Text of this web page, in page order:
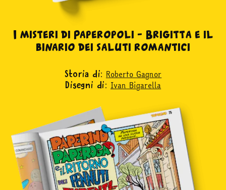
Facebook
I misteri di Paperopoli – Brigitta e il
binario dei saluti romantici
Storia di: Roberto Gagnor
Disegni di: Ivan Bigarella